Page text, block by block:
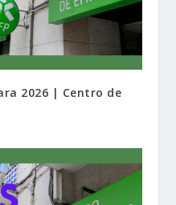
2026 | Centro de